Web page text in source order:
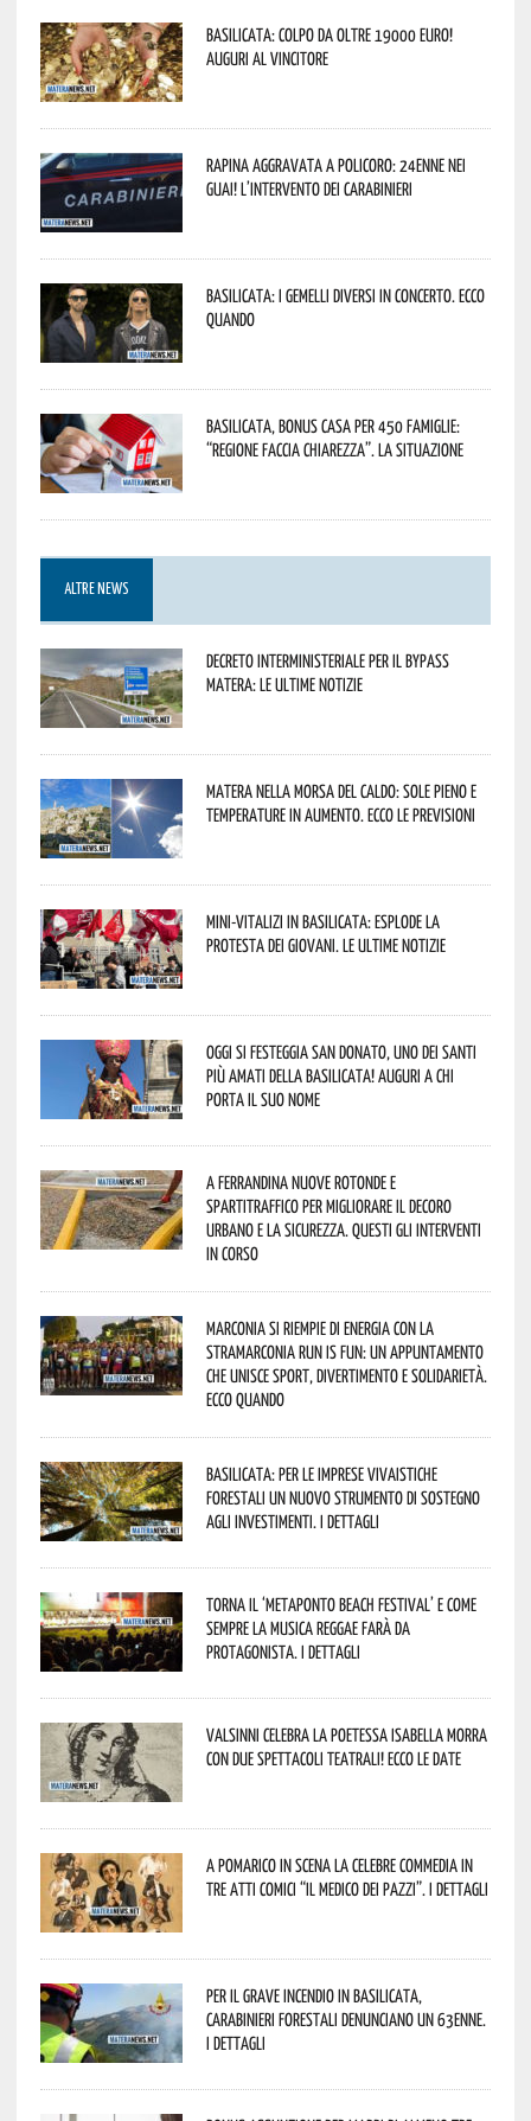
Basilicata: colpo da oltre 19000 Euro!
Auguri al vincitore
Rapina aggravata a Policoro: 24enne nei
guai! L’intervento dei Carabinieri
Basilicata: i Gemelli DiVersi in concerto. Ecco
quando
Basilicata, Bonus casa per 450 famiglie:
“Regione faccia chiarezza”. La situazione
ALTRE NEWS
Decreto interministeriale per il Bypass
Matera: le ultime notizie
Matera nella morsa del caldo: sole pieno e
temperature in aumento. Ecco le previsioni
Mini-vitalizi in Basilicata: esplode la
protesta dei giovani. Le ultime notizie
Oggi si festeggia San Donato, uno dei Santi
più amati della Basilicata! Auguri a chi
porta il suo nome
A Ferrandina nuove rotonde e
spartitraffico per migliorare il decoro
urbano e la sicurezza. Questi gli interventi
in corso
Marconia si riempie di energia con la
StraMarconia Run is Fun: un appuntamento
che unisce sport, divertimento e solidarietà.
Ecco quando
Basilicata: per le imprese vivaistiche
forestali un nuovo strumento di sostegno
agli investimenti. I dettagli
Torna il ‘Metaponto beach festival’ e come
sempre la musica reggae farà da
protagonista. I dettagli
Valsinni celebra la poetessa Isabella Morra
con due spettacoli teatrali! Ecco le date
A Pomarico in scena la celebre commedia in
tre atti comici “Il medico dei pazzi”. I dettagli
Per il grave incendio in Basilicata,
Carabinieri forestali denunciano un 63enne.
I dettagli